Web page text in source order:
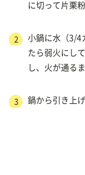
に切って片栗
2
小鍋に水（3/4
たら弱火にし
し、火が通る
3 鍋から引き上